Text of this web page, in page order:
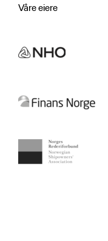
Våre eiere